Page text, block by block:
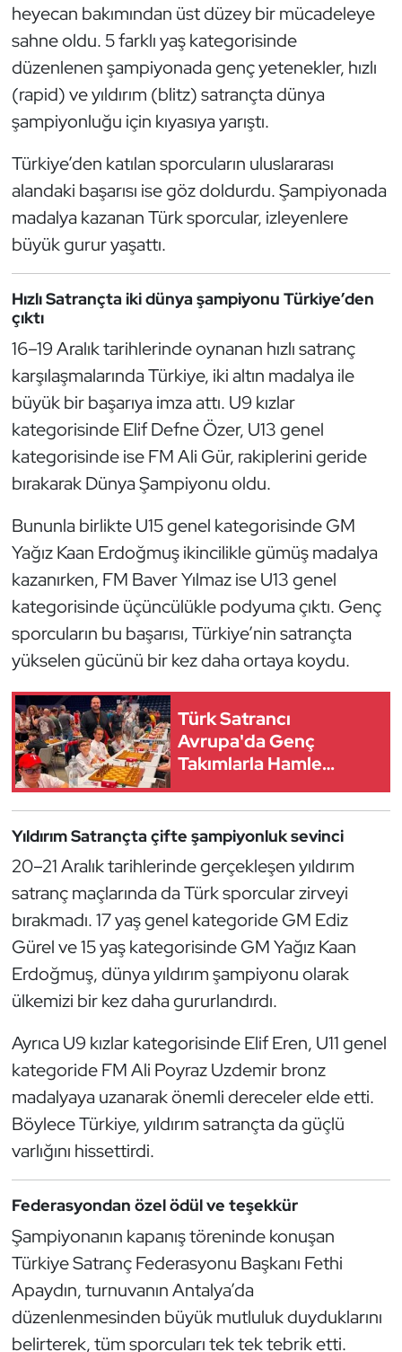
heyecan bakımından üst düzey bir mücadeleye
sahne oldu. 5 farklı yaş kategorisinde
düzenlenen şampiyonada genç yetenekler, hızlı
(rapid) ve yıldırım (blitz) satrançta dünya
şampiyonluğu için kıyasıya yarıştı.
Türkiye’den katılan sporcuların uluslararası
alandaki başarısı ise göz doldurdu. Şampiyonada
madalya kazanan Türk sporcular, izleyenlere
büyük gurur yaşattı.
Hızlı Satrançta iki dünya şampiyonu Türkiye’den
çıktı
16–19 Aralık tarihlerinde oynanan hızlı satranç
karşılaşmalarında Türkiye, iki altın madalya ile
büyük bir başarıya imza attı. U9 kızlar
kategorisinde Elif Defne Özer, U13 genel
kategorisinde ise FM Ali Gür, rakiplerini geride
bırakarak Dünya Şampiyonu oldu.
Bununla birlikte U15 genel kategorisinde GM
Yağız Kaan Erdoğmuş ikincilikle gümüş madalya
kazanırken, FM Baver Yılmaz ise U13 genel
kategorisinde üçüncülükle podyuma çıktı. Genç
sporcuların bu başarısı, Türkiye’nin satrançta
yükselen gücünü bir kez daha ortaya koydu.
Türk Satrancı
Avrupa'da Genç
Takımlarla Hamle
Yıldırım Satrançta çifte şampiyonluk sevinci
20–21 Aralık tarihlerinde gerçekleşen yıldırım
satranç maçlarında da Türk sporcular zirveyi
bırakmadı. 17 yaş genel kategoride GM Ediz
Gürel ve 15 yaş kategorisinde GM Yağız Kaan
Erdoğmuş, dünya yıldırım şampiyonu olarak
ülkemizi bir kez daha gururlandırdı.
Ayrıca U9 kızlar kategorisinde Elif Eren, U11 genel
kategoride FM Ali Poyraz Uzdemir bronz
madalyaya uzanarak önemli dereceler elde etti.
Böylece Türkiye, yıldırım satrançta da güçlü
varlığını hissettirdi.
Federasyondan özel ödül ve teşekkür
Şampiyonanın kapanış töreninde konuşan
Türkiye Satranç Federasyonu Başkanı Fethi
Apaydın, turnuvanın Antalya’da
düzenlenmesinden büyük mutluluk duyduklarını
belirterek, tüm sporcuları tek tek tebrik etti.
Futsal
Genel
Golf
Halter
Hava Sporları
Hentbol
Judo ve Kuraş
Kano ve Rafting
Karate
Kayak
Kempo
Kick Boks
Kürek
Masa Tenisi
Modern Pentatlon
Motor Sporları
Muay Thai
Okçuluk
Optimist
Oryantiring
Paralimpik
Ragbi
Satranç
Su Topu
Sualtı Sporları
Tekvando
Tenis